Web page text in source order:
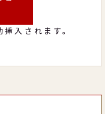
入されます。